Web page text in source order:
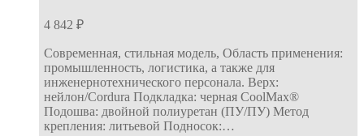
4 842 ₽
Современная, стильная модель, Область применения:
промышленность, логистика, а также для
инженернотехнического персонала. Верх:
нейлон/Cordura Подкладка: черная CoolMax®
Подошва: двойной полиуретан (ПУ/ПУ) Метод
крепления: литьевой Подносок:…